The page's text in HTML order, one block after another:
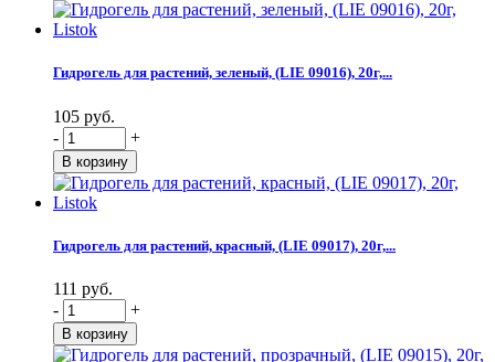
Гидрогель для растений, зеленый, (LIE 09016), 20г,...
105 руб.
-
+
Гидрогель для растений, красный, (LIE 09017), 20г,...
111 руб.
-
+